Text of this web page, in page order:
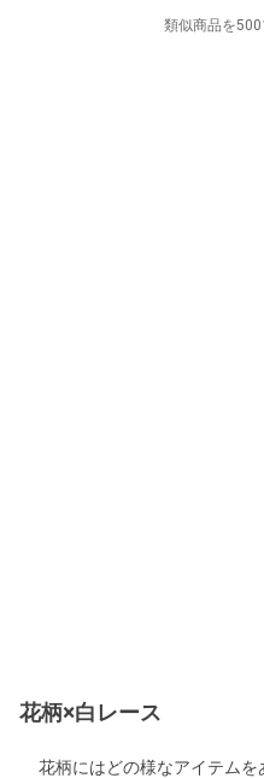
類似商品を
花柄×白レース
花柄にはどの様なアイテムを